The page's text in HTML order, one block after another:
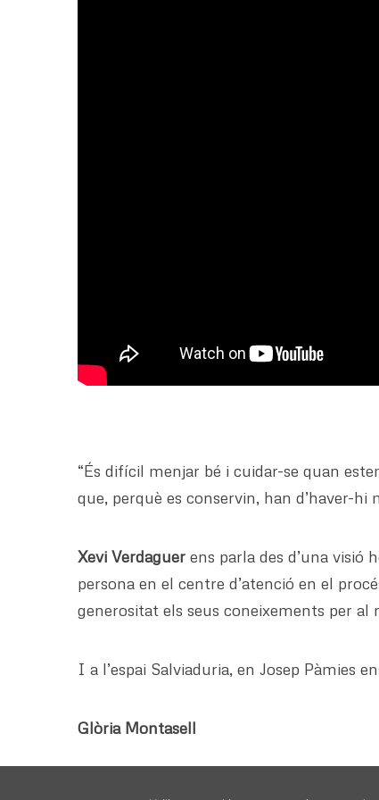
“És difícil menjar bé i cuidar-se quan
que, perquè es conservin, han d’haver-
Xevi Verdaguer ens parla des d’una
persona en el centre d’atenció en el
generositat els seus coneixements per al
I a l’espai Salviaduria, en Josep Pàmies
Glòria Montasell